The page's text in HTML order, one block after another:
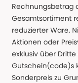
Rechnungsbetrag
Gesamtsortiment
reduzierter Ware.
Aktionen oder
exklusiv über
Gutschein(code)s
Sonderpreis zu